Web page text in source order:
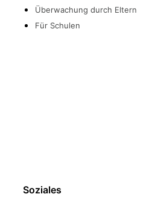
Überwachung durch Eltern
Für Schulen
Soziales